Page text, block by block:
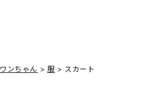
ワンちゃん 服 スカート